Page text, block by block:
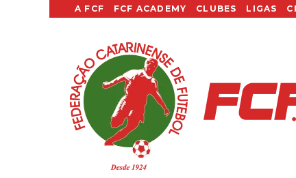
A FCF FCF ACADEMY CLUBES LIGAS